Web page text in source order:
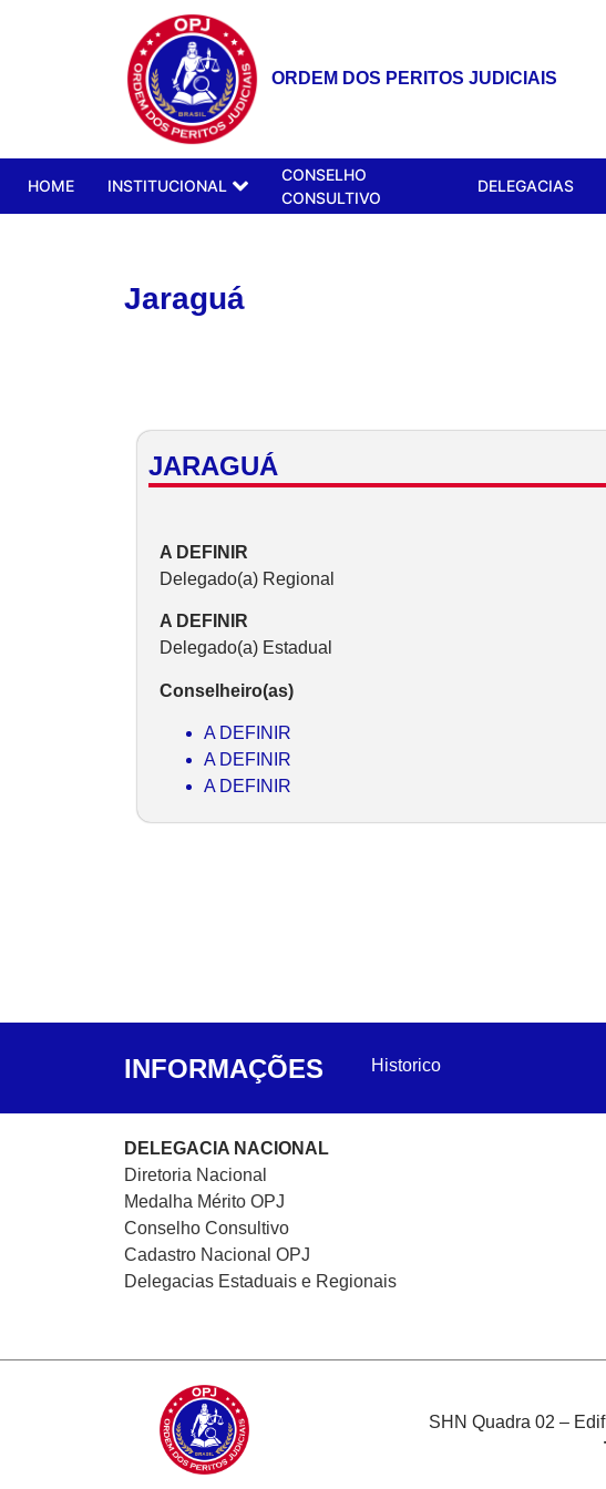
ORDEM DOS PERITOS JUDICIAIS
HOME INSTITUCIONAL
CONSELHO
CONSULTIVO
DELEGACIAS
Jaraguá
JARAGUÁ
A DEFINIR
Delegado(a) Regional
A DEFINIR
Delegado(a) Estadual
Conselheiro(as)
A DEFINIR
A DEFINIR
A DEFINIR
INFORMAÇÕES Historico
DELEGACIA NACIONAL
Diretoria Nacional
Medalha Mérito OPJ
Conselho Consultivo
Cadastro Nacional OPJ
Delegacias Estaduais e Regionais
SHN Quadra 02 –